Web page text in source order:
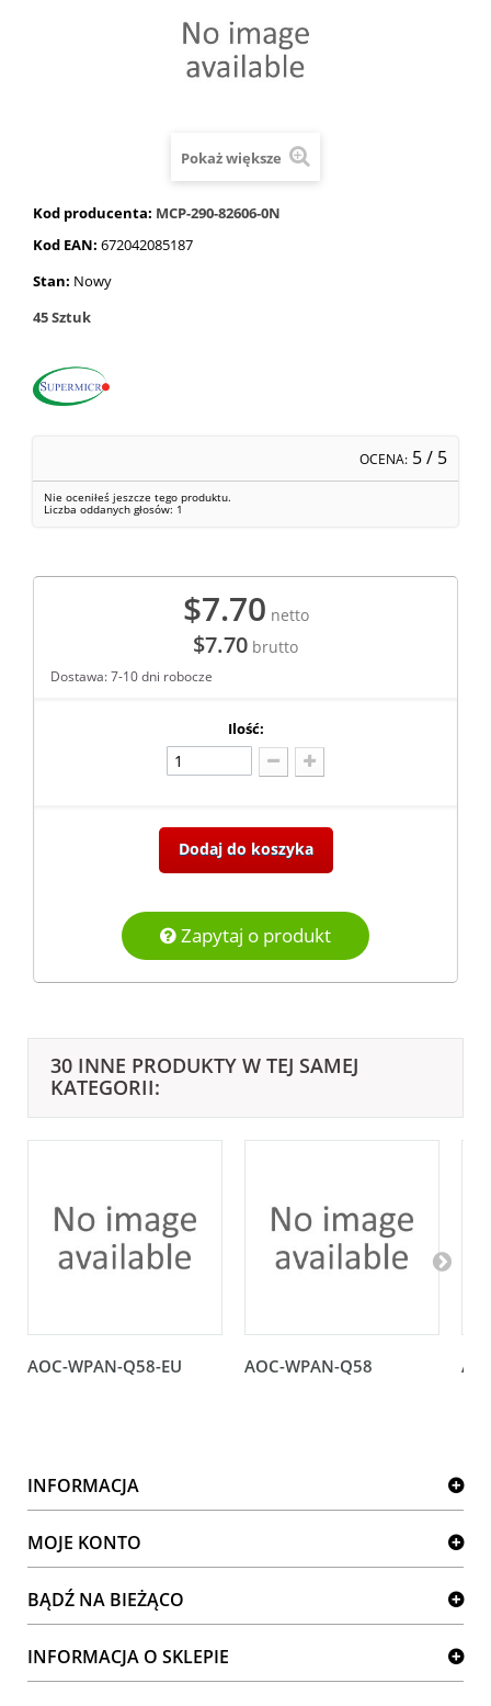
Pokaż większe
Kod producenta: MCP-290-82606-0N
Kod EAN: 672042085187
Stan: Nowy
45Sztuk
OCENA: 5/ 5
Nie oceniłeś jeszcze tego produktu.
Liczba oddanych głosów: 1
$7.70 netto
$7.70 brutto
Dostawa: 7-10 dni robocze
Ilość:
Dodaj do koszyka
Zapytaj o produkt
30 INNE PRODUKTY W TEJ SAMEJ
KATEGORII:
AOC-WPAN-Q58-EU AOC-WPAN-Q58
INFORMACJA
MOJE KONTO
BĄDŹ NA BIEŻĄCO
INFORMACJA O SKLEPIE